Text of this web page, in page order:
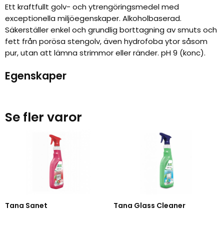
Ett kraftfullt golv- och ytrengöringsmedel med
exceptionella miljöegenskaper. Alkoholbaserad.
Säkerställer enkel och grundlig borttagning av smuts och
fett från porösa stengolv, även hydrofoba ytor såsom
pur, utan att lämna strimmor eller ränder. pH 9 (konc).
Egenskaper
Se fler varor
Tana Sanet Tana Glass Cleaner